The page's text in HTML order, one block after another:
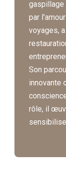
gaspillage
par
voyages,
Son
innovante
rôle, il